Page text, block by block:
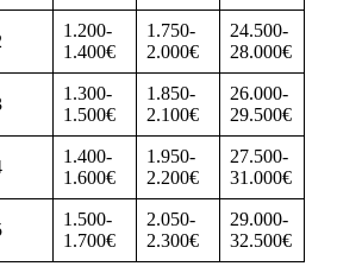
1.200-
1.400€
1.750-
2.000€
24.500-
28.000€
1.300-
1.500€
1.850-
2.100€
26.000-
29.500€
1.400-
1.600€
1.950-
2.200€
27.500-
31.000€
1.500-
1.700€
2.050-
2.300€
29.000-
32.500€